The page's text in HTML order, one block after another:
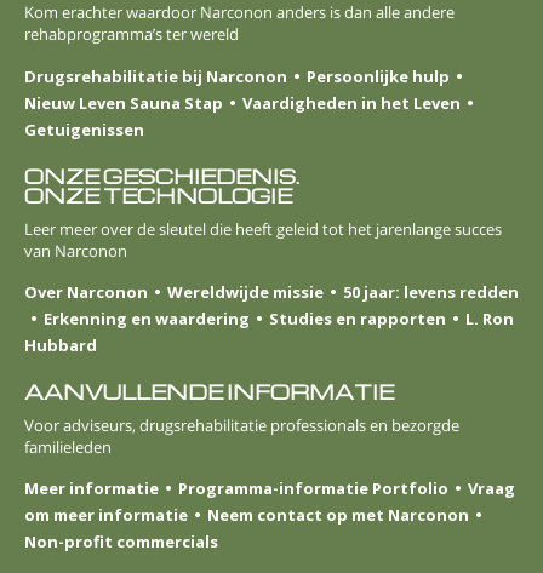
Kom erachter waardoor Narconon anders is dan alle andere
rehabprogramma’s ter wereld
Drugsrehabilitatie bij Narconon
Persoonlijke hulp
Nieuw Leven Sauna Stap
Vaardigheden in het Leven
Getuigenissen
ONZE GESCHIEDENIS.
ONZE TECHNOLOGIE
Leer meer over de sleutel die heeft geleid tot het jarenlange succes
van Narconon
Over Narconon
Wereldwijde missie
50 jaar: levens redden
Erkenning en waardering
Studies en rapporten
L. Ron
Hubbard
AANVULLENDE INFORMATIE
Voor adviseurs, drugsrehabilitatie professionals en bezorgde
familieleden
Meer informatie
Programma-informatie Portfolio
Vraag
om meer informatie
Neem contact op met Narconon
Non-profit commercials